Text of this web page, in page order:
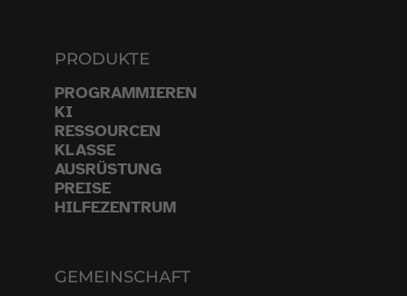
PRODUKTE
PROGRAMMIEREN
KI
RESSOURCEN
KLASSE
AUSRÜSTUNG
PREISE
HILFEZENTRUM
GEMEINSCHAFT